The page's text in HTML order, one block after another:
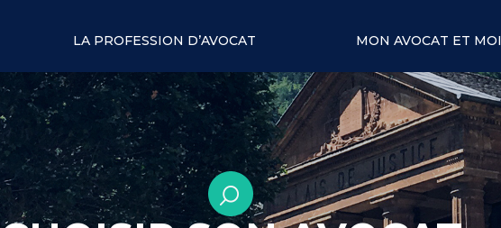
LA PROFESSION D’AVOCAT MON AVOCAT ET MOI